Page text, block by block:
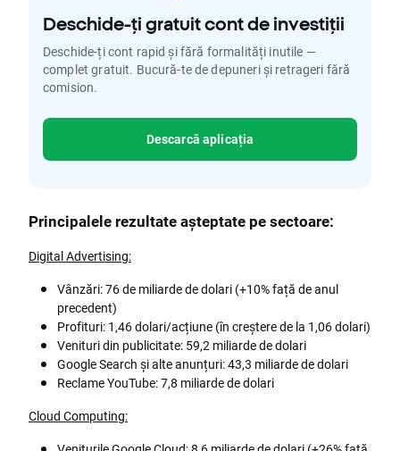
Deschide-ți gratuit cont de investiții
Deschide-ți cont rapid și fără formalități inutile —
complet gratuit. Bucură-te de depuneri și retrageri fără
comision.
Descarcă aplicația
Principalele rezultate așteptate pe sectoare:
Digital Advertising:
Vânzări: 76 de miliarde de dolari (+10% față de anul
precedent)
Profituri: 1,46 dolari/acțiune (în creștere de la 1,06 dolari)
Venituri din publicitate: 59,2 miliarde de dolari
Google Search și alte anunțuri: 43,3 miliarde de dolari
Reclame YouTube: 7,8 miliarde de dolari
Cloud Computing: